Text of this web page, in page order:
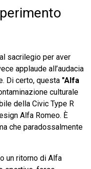
sacrilegio per aver
applaude all’audacia
Di certo, questa "Alfa
culturale
della Civic Type R
Alfa Romeo. È
che paradossalmente
un ritorno di Alfa